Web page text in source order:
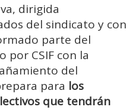
dirigida
del sindicato y con
parte del
CSIF con la
del
para los
que tendrán